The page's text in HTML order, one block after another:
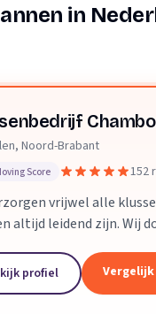
Verhuisplanner
in
Noord-Brabant
Score 152
vrijwel alle
altijd leidend zijn. Wij
profiel